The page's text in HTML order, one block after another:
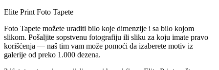
Elite Print Foto Tapete
Foto Tapete možete uraditi bilo koje dimenzije i sa bilo kojom
slikom. Pošaljite sopstvenu fotografiju ili sliku za koju imate pravo
korišćenja — naš tim vam može pomoći da izaberete motiv iz
galerije od preko 1.000 dezena.